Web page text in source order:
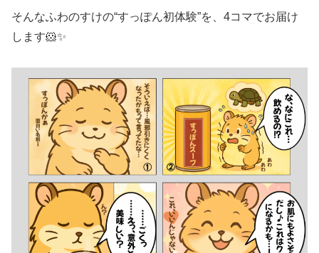
そんなふわのすけの“すっぽん初体験”を、4コマでお届け
します🐹✨